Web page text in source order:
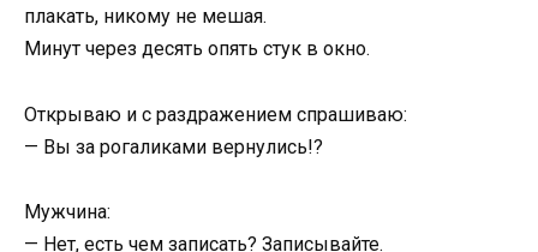
плакать, никому не мешая.
Минут через десять опять стук в окно.
Открываю и с раздражением спрашиваю:
— Вы за рогаликами вернулись!?
Мужчина:
— Нет, есть чем записать? Записывайте.